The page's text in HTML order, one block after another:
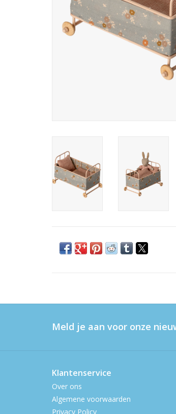
Meld je aan voor onze
Klantenservice
Over ons
Algemene voorwaarden
Privacy Policy